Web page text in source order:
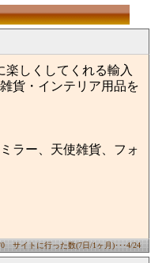
楽しくしてくれる輸入
貨・インテリア用品を
ラー、天使雑貨、フォ
0 サイトに行った数(7日/1ヶ月)･･･4/24